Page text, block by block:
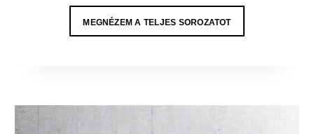
MEGNÉZEM A TELJES SOROZATOT